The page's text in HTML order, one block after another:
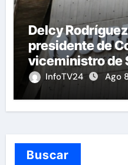
Delcy
presidente de
viceministro de
Eléctricos
InfoTV24 Ago
Buscar